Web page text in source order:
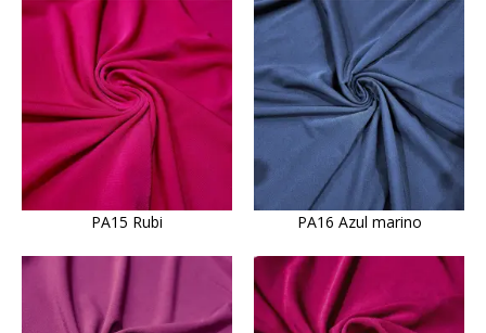
PA15 Rubi PA16 Azul marino